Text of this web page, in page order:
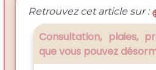
Retrouvez cet article sur :
Consultation, plaies,
que vous pouvez